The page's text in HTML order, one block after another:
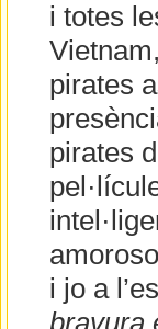
i totes
pirates
pirates
i jo a
bravura